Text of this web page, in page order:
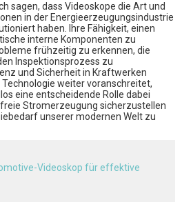
sagen, dass Videoskope die Art und
in der Energieerzeugungsindustrie
haben. Ihre Fähigkeit, einen
interne Komponenten zu
frühzeitig zu erkennen, die
Inspektionsprozess zu
und Sicherheit in Kraftwerken
weiter voranschreitet,
eine entscheidende Rolle dabei
Stromerzeugung sicherzustellen
unserer modernen Welt zu
Videoskop für effektive